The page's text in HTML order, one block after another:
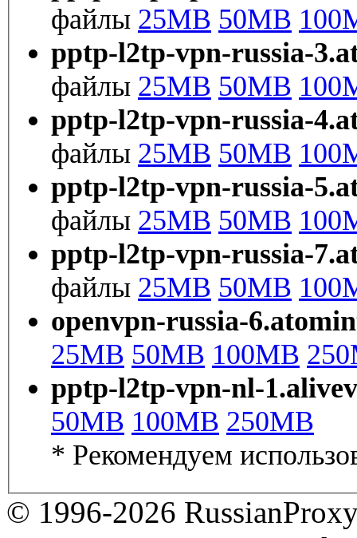
файлы 25MB 50MB
pptp-l2tp-vpn-russia-
файлы 25MB 50MB
pptp-l2tp-vpn-russia-
файлы 25MB 50MB
pptp-l2tp-vpn-russia-
файлы 25MB 50MB
pptp-l2tp-vpn-russia-
файлы 25MB 50MB
openvpn-russia-
25MB 50MB 100MB
pptp-l2tp-vpn-nl-
50MB 100MB 250MB
* Рекомендуем
© 1996-2026